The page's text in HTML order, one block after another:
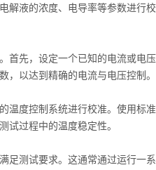
液的浓度、电导率等参数进行
先，设定一个已知的电流或电压
，以达到精确的电流与电压控制。
度控制系统进行校准。使用标准
试过程中的温度稳定性。
测试要求。这通常通过运行一